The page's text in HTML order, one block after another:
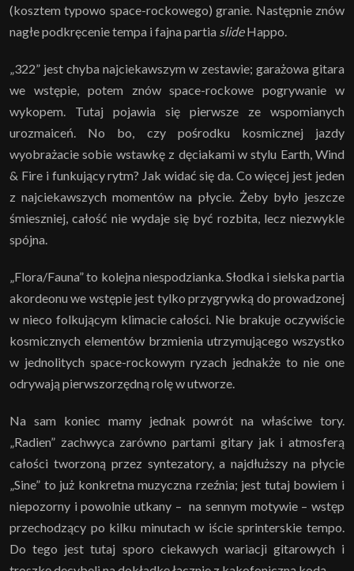
(kosztem typowo space-rockowego) granie. Następnie znów
nagłe podkręcenie tempa i fajna partia slideHappo.
„322” jest chyba najciekawszym w zestawie; garażowa gitara
we wstępie, potem znów space-rockowe pogrywanie w
wykopem. Tutaj pojawia się pierwsze ze wspomianych
urozmaiceń. No bo, czy pośrodku kosmicznej jazdy
wyobrażacie sobie wstawkę z dęciakami w stylu Earth, Wind
& Fire i funkujący rytm? Jak widać się da. Co więcej jest jeden
z najciekawszych momentów na płycie. Żeby było jeszcze
śmieszniej, całość nie wydaje się być rozbita, lecz niezwykle
spójna.
„Flora/Fauna” to kolejna niespodzianka. Słodka i sielska partia
akordeonu we wstępie jest tylko przygrywką do prowadzonej
w nieco folkującym klimacie całości. Nie brakuje oczywiście
kosmicznych elementów brzmienia utrzymującego wszystko
w jednolitych space-rockowym ryzach jednakże to nie one
odrywają pierwszorzędną rolę w utworze.
Na sam koniec mamy jednak powrót na właściwe tory.
„Radien” zachwyca zarówno partami gitary jak i atmosferą
całości tworzoną przez syntezatory, a najdłuższy na płycie
„Sine” to już konkretna muzyczna rzeźnia; jest tutaj bowiem i
niepozorny i powolnie utkany – na sennym motywie – wstęp
przechodzący po kilku minutach w iście sprinterskie tempo.
Do tego jest tutaj sporo ciekawych wariacji gitarowych i